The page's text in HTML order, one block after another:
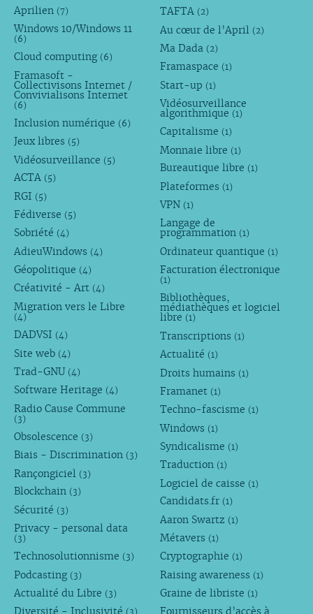
Aprilien (7)
Windows 10/Windows 11
(6)
Cloud computing (6)
Framasoft -
Collectivisons Internet /
Convivialisons Internet
(6)
Inclusion numérique (6)
Jeux libres (5)
Vidéosurveillance (5)
ACTA (5)
RGI (5)
Fédiverse (5)
Sobriété (4)
AdieuWindows (4)
Géopolitique (4)
Créativité - Art (4)
Migration vers le Libre
(4)
DADVSI (4)
Site web (4)
Trad-GNU (4)
Software Heritage (4)
Radio Cause Commune
(3)
Obsolescence (3)
Biais - Discrimination (3)
Rançongiciel (3)
Blockchain (3)
Sécurité (3)
Privacy - personal data
(3)
Technosolutionnisme (3)
Podcasting (3)
Actualité du Libre (3)
TAFTA (2)
Au cœur de l’April (2)
Ma Dada (2)
Framaspace (1)
Start-up (1)
Vidéosurveillance
algorithmique (1)
Capitalisme (1)
Monnaie libre (1)
Bureautique libre (1)
Plateformes (1)
VPN (1)
Langage de
programmation (1)
Ordinateur quantique (1)
Facturation électronique
(1)
Bibliothèques,
médiathèques et logiciel
libre (1)
Transcriptions (1)
Actualité (1)
Droits humains (1)
Framanet (1)
Techno-fascisme (1)
Windows (1)
Syndicalisme (1)
Traduction (1)
Logiciel de caisse (1)
Candidats.fr (1)
Aaron Swartz (1)
Métavers (1)
Cryptographie (1)
Raising awareness (1)
Graine de libriste (1)